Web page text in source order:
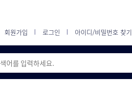
회원가입 로그인 아이디/비밀번호 찾기